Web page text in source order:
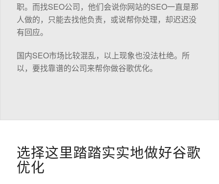
职。而找SEO公司，他们会说你网站的SEO一直是那
人做的，只能去找他负责，或说帮你处理，却迟迟没
有回应。
国内SEO市场比较混乱，以上现象也没法杜绝。所
以，要找靠谱的公司来帮你做谷歌优化。
选择这里踏踏实实地做好谷歌
优化